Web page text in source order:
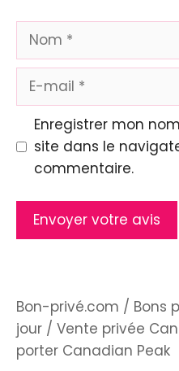
Nom
Enregistrer mon
site dans le
commentaire.
Bon-privé.com / Bons
jour / Vente privée
porter Canadian Peak